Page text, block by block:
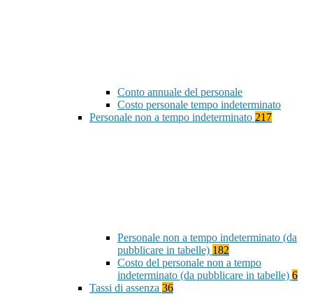
Conto annuale del personale
Costo personale tempo indeterminato
Personale non a tempo indeterminato 217
Personale non a tempo indeterminato (da
pubblicare in tabelle) 182
Costo del personale non a tempo
indeterminato (da pubblicare in tabelle) 6
Tassi di assenza 36